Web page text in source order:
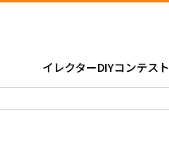
イレクターDIYコンテスト